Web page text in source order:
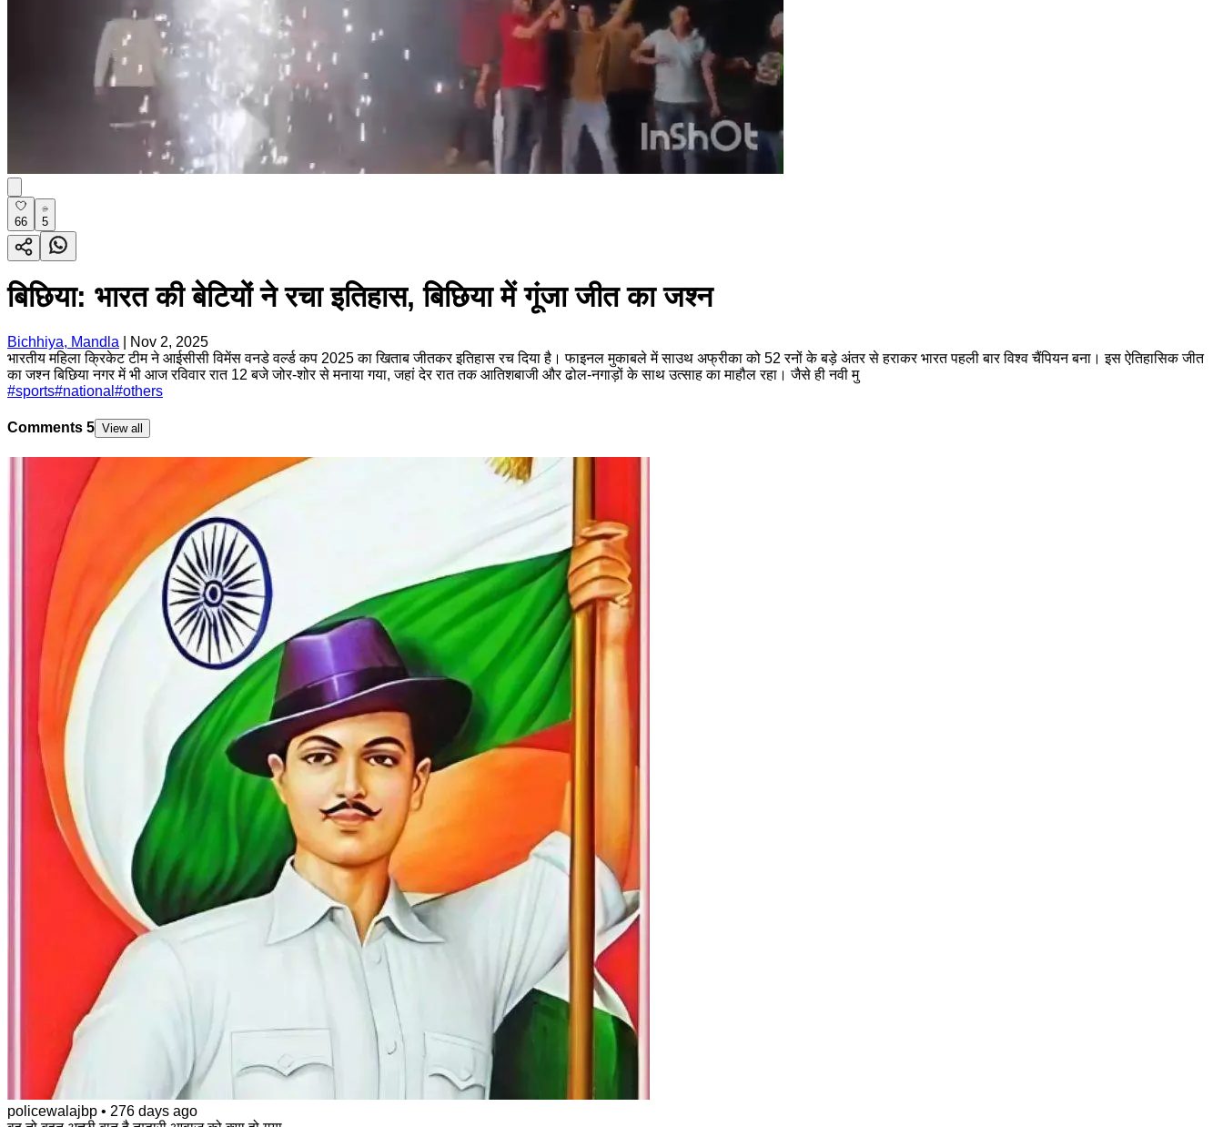
66 5
बिछिया: भारत की बेटियों ने रचा इतिहास, बिछिया में गूंजा जीत का जश्न
Bichhiya, Mandla
Nov 2, 2025
भारतीय महिला क्रिकेट टीम ने आईसीसी विमेंस वनडे वर्ल्ड कप 2025 का खिताब जीतकर इतिहास रच दिया है। फाइनल मुकाबले में साउथ अफ्रीका को 52 रनों के बड़े अंतर से हराकर भारत पहली बार विश्व चैंपियन बना। इस ऐतिहासिक जीत
का जश्न बिछिया नगर में भी आज रविवार रात 12 बजे जोर-शोर से मनाया गया, जहां देर रात तक आतिशबाजी और ढोल-नगाड़ों के साथ उत्साह का माहौल रहा। जैसे ही नवी मु
#sports#national #others
Comments 5 View all
policewalajbp • 276 days ago